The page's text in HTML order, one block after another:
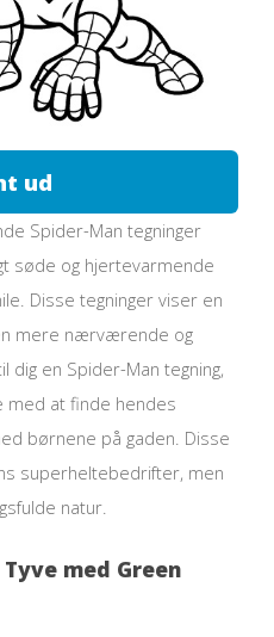
ud
Spider-Man tegninger
søde og hjertevarmende
Disse tegninger viser en
mere nærværende og
en Spider-Man tegning,
med at finde hendes
børnene på gaden. Disse
superheltebedrifter, men
natur.
med Green